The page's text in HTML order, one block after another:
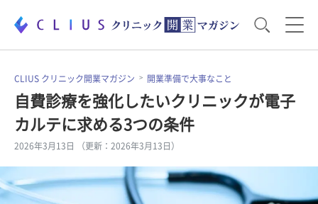
お役立ち資料 運営・経営のポイント
開業医のリアル 開業準備で大事なこと
電子カルテ・ICT 医療機器・事務機器
CLIUS クリニック開業マガジン 開業準備で大事なこと
自費診療を強化したいクリニックが電子
カルテに求める3つの条件
2026年3月13日 （更新：2026年3月13日）